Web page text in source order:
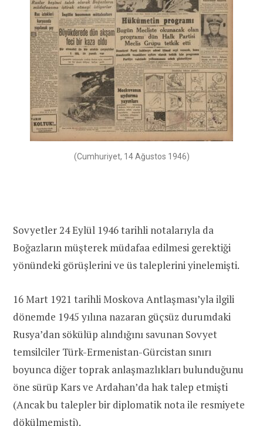
(Cumhuriyet, 14 Ağustos 1946)
Sovyetler 24 Eylül 1946 tarihli notalarıyla da
Boğazların müşterek müdafaa edilmesi gerektiği
yönündeki görüşlerini ve üs taleplerini yinelemişti.
16 Mart 1921 tarihli Moskova Antlaşması’yla ilgili
dönemde 1945 yılına nazaran güçsüz durumdaki
Rusya’dan sökülüp alındığını savunan Sovyet
temsilciler Türk-Ermenistan-Gürcistan sınırı
boyunca diğer toprak anlaşmazlıkları bulunduğunu
öne sürüp Kars ve Ardahan’da hak talep etmişti
(Ancak bu talepler bir diplomatik nota ile resmiyete
dökülmemişti).